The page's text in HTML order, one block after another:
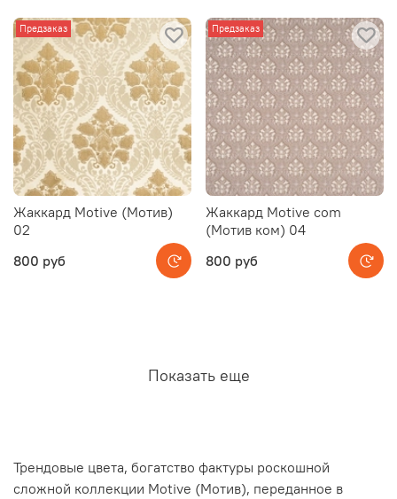
Предзаказ
Жаккард Motive (Мотив)
02
800 руб
Предзаказ
Жаккард Motive com
(Мотив ком) 04
800 руб
Показать еще
Трендовые цвета, богатство фактуры роскошной
сложной коллекции Motive (Мотив), переданное в